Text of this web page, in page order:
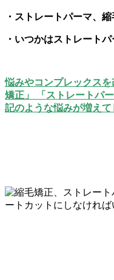
・ストレートパーマ、
・いつかはストレート
悩みやコンプレックス
矯正」 「ストレートパ
記のような悩みが増え